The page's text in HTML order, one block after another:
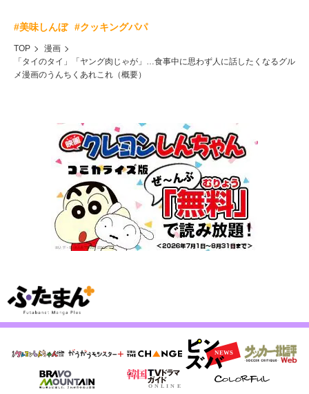
#美味しんぼ #クッキングパパ
TOP
漫画
「タイのタイ」「ヤング肉じゃが」…食事中に思わず人に話したくなるグル
メ漫画のうんちくあれこれ（概要）